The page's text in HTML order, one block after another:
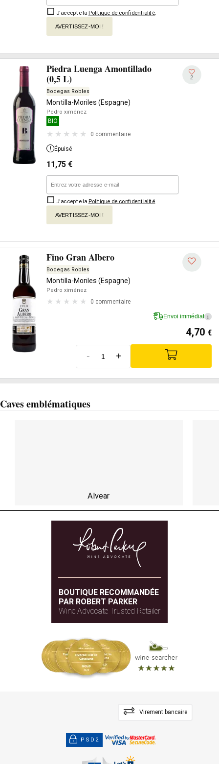
J'accepte la Politique de confidentialité
AVERTISSEZ-MOI !
Piedra Luenga Amontillado
(0,5 L)
Bodegas Robles
Montilla-Moriles (Espagne)
Pedro ximénez
BIO
0 commentaire
2
Épuisé
11,75 €
J'accepte la Politique de confidentialité
AVERTISSEZ-MOI !
Fino Gran Albero
Bodegas Robles
Montilla-Moriles (Espagne)
Pedro ximénez
0 commentaire
Envoi immédiat i
4,70 €
- +
Caves emblématiques
Alvear
BOUTIQUE RECOMMANDÉE
PAR ROBERT PARKER
Wine Advocate Trusted Retailer
Virement bancaire
PSD2